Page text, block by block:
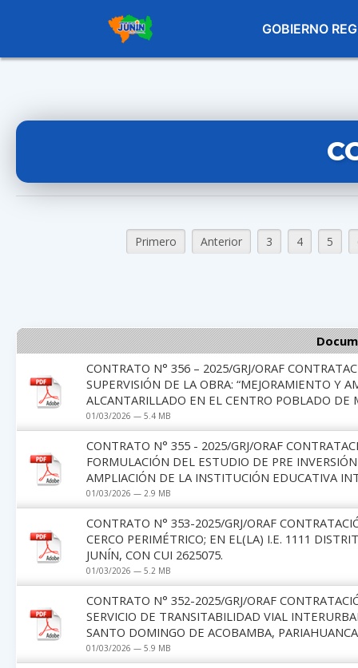
GOBIERNO
Primero Anterior 3 4 5
CONTRATO N° 356 – 2025/GRJ/ORAF
SUPERVISIÓN DE LA OBRA: “MEJORAMIENTO Y
ALCANTARILLADO EN EL CENTRO POBLADO
01/03/2026 — 5.4 MB
CONTRATO N° 355 - 2025/GRJ/ORAF
FORMULACIÓN DEL ESTUDIO DE PRE
AMPLIACIÓN DE LA INSTITUCIÓN EDUCATIVA
01/03/2026 — 2.9 MB
CONTRATO N° 353-2025/GRJ/ORAF
CERCO PERIMÉTRICO; EN EL(LA) I.E. 1111
JUNÍN, CON CUI 2625075.
01/03/2026 — 5.2 MB
CONTRATO N° 352-2025/GRJ/ORAF
SERVICIO DE TRANSITABILIDAD VIAL
SANTO DOMINGO DE ACOBAMBA,
01/03/2026 — 5.9 MB